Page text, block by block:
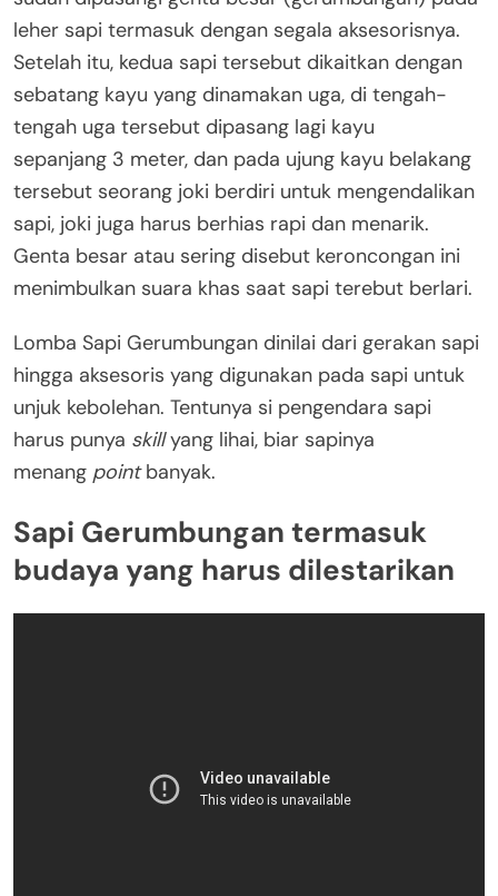
leher sapi termasuk dengan segala aksesorisnya.
Setelah itu, kedua sapi tersebut dikaitkan dengan
sebatang kayu yang dinamakan uga, di tengah-
tengah uga tersebut dipasang lagi kayu
sepanjang 3 meter, dan pada ujung kayu belakang
tersebut seorang joki berdiri untuk mengendalikan
sapi, joki juga harus berhias rapi dan menarik.
Genta besar atau sering disebut keroncongan ini
menimbulkan suara khas saat sapi terebut berlari.
Lomba Sapi Gerumbungan dinilai dari gerakan sapi
hingga aksesoris yang digunakan pada sapi untuk
unjuk kebolehan. Tentunya si pengendara sapi
harus punya skillyang lihai, biar sapinya
menang pointbanyak.
Sapi Gerumbungan termasuk
budaya yang harus dilestarikan